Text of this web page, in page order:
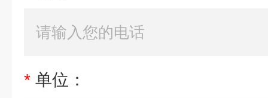
* 单位：